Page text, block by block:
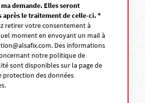
demande. Elles seront
après le traitement de celle-ci. *
retirer votre consentement à
moment en envoyant un mail à
. Des informations
notre politique de
sont disponibles sur la page de
protection des données
.